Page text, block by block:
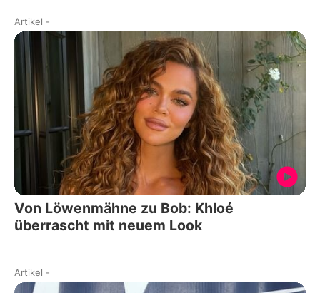
Artikel -
Von Löwenmähne zu Bob: Khloé
überrascht mit neuem Look
Artikel -